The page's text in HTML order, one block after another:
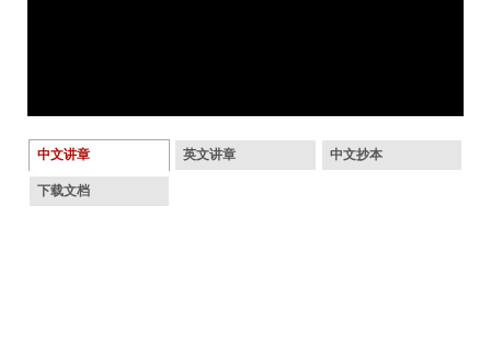
中文讲章 英文讲章 中文抄本
下载文档